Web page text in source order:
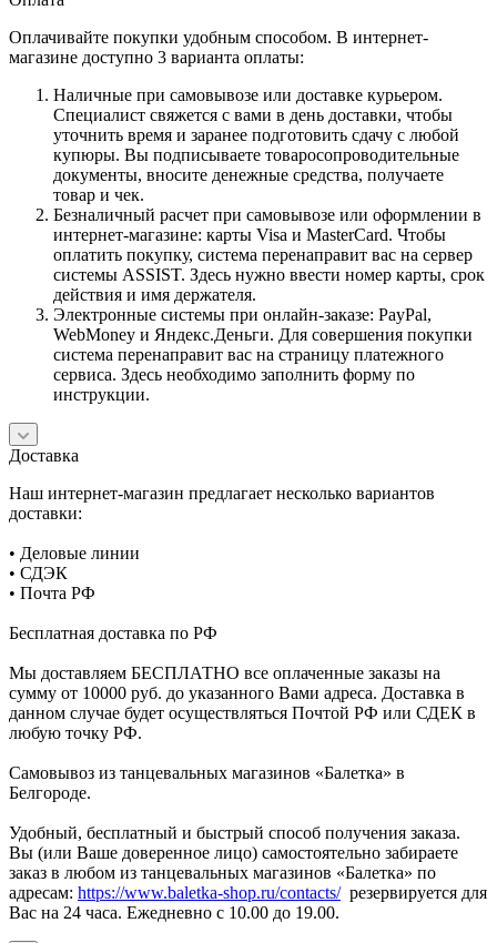
Оплачивайте покупки удобным способом. В интернет-
магазине доступно 3 варианта оплаты:
Наличные при самовывозе или доставке курьером.
Специалист свяжется с вами в день доставки, чтобы
уточнить время и заранее подготовить сдачу с любой
купюры. Вы подписываете товаросопроводительные
документы, вносите денежные средства, получаете
товар и чек.
Безналичный расчет при самовывозе или оформлении в
интернет-магазине: карты Visa и MasterCard. Чтобы
оплатить покупку, система перенаправит вас на сервер
системы ASSIST. Здесь нужно ввести номер карты, срок
действия и имя держателя.
Электронные системы при онлайн-заказе: PayPal,
WebMoney и Яндекс.Деньги. Для совершения покупки
система перенаправит вас на страницу платежного
сервиса. Здесь необходимо заполнить форму по
инструкции.
Доставка
Наш интернет-магазин предлагает несколько вариантов
доставки:
• Деловые линии
• СДЭК
• Почта РФ
Бесплатная доставка по РФ
Мы доставляем БЕСПЛАТНО все оплаченные заказы на
сумму от 10000 руб. до указанного Вами адреса. Доставка в
данном случае будет осуществляться Почтой РФ или СДЕК в
любую точку РФ.
Самовывоз из танцевальных магазинов «Балетка» в
Белгороде.
Удобный, бесплатный и быстрый способ получения заказа.
Вы (или Ваше доверенное лицо) самостоятельно забираете
заказ в любом из танцевальных магазинов «Балетка» по
адресам: https://www.baletka-shop.ru/contacts/резервируется для
Вас на 24 часа. Ежедневно с 10.00 до 19.00.